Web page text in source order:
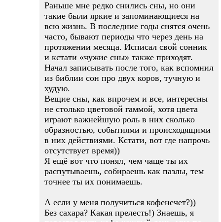
Раньше мне редко снились сны, но они
такие были яркие и запоминающиеся на
всю жизнь. В последние годы снятся очень
часто, бывают периоды что через день на
протяжении месяца. Исписал свой сонник
и кстати «чужие сны» также приходят.
Начал записывать после того, как вспомнил
из библии сон про двух коров, тучную и
худую.
Вещие сны, как впрочем и все, интересны
не столько цветовой гаммой, хотя цвета
играют важнейшую роль в них сколько
образностью, событиями и происходящими
в них действиями. Кстати, вот где напрочь
отсутствует время))
Я ещё вот что понял, чем чаще ты их
распутываешь, собираешь как пазлы, тем
точнее ты их понимаешь.
А если у меня получиться кофенечет?))
Без сахара? Какая прелесть!) Знаешь, я